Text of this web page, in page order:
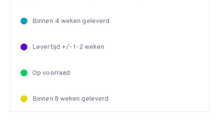
Binnen 4 weken geleverd
Levertijd +/- 1-2 weken
Op voorraad
Binnen 8 weken geleverd